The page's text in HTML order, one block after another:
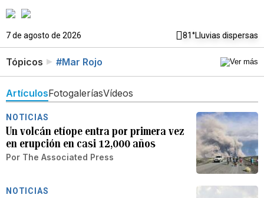
7 de agosto de 2026 81°Lluvias dispersas
Tópicos #Mar Rojo
ArtículosFotogaleríasVídeos
NOTICIAS
Un volcán etíope entra por primera vez
en erupción en casi 12,000 años
Por The Associated Press
NOTICIAS